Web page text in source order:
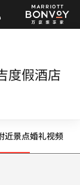
度假酒店
近景点婚礼视频